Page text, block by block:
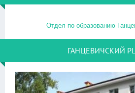
Отдел по образованию
ГАНЦЕВИЧСКИЙ